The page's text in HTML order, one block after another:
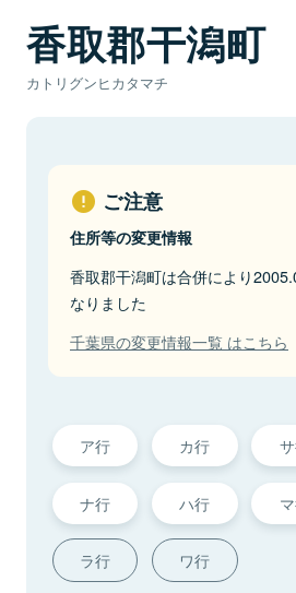
香取郡干潟町
カトリグンヒカタマチ
ご注意
住所等の変更情報
香取郡干潟町は合併により
なりました
千葉県の変更情報一覧 はこちら
ア行 カ行
ナ行 ハ行
ラ行 ワ行